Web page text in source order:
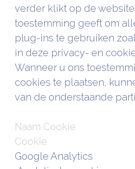
verder klikt op de
toestemming geeft om
plug-ins te gebruiken
in deze privacy- en
Wanneer u ons
cookies te plaatsen,
van de onderstaande
Naam Cookie
Cookie
Google